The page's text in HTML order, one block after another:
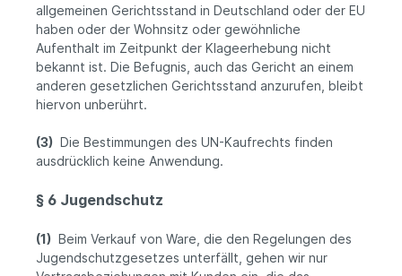
allgemeinen Gerichtsstand in Deutschland oder der EU
haben oder der Wohnsitz oder gewöhnliche
Aufenthalt im Zeitpunkt der Klageerhebung nicht
bekannt ist. Die Befugnis, auch das Gericht an einem
anderen gesetzlichen Gerichtsstand anzurufen, bleibt
hiervon unberührt.
(3) Die Bestimmungen des UN-Kaufrechts finden
ausdrücklich keine Anwendung.
§ 6 Jugendschutz
(1) Beim Verkauf von Ware, die den Regelungen des
Jugendschutzgesetzes unterfällt, gehen wir nur